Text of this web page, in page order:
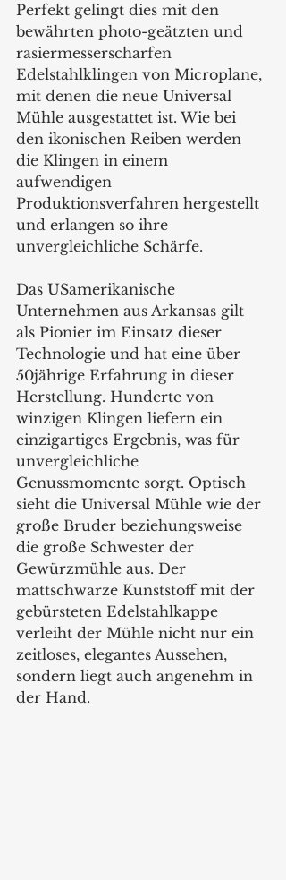
Perfekt gelingt dies mit den
bewährten photo-geätzten und
rasiermesserscharfen
Edelstahlklingen von Microplane,
mit denen die neue Universal
Mühle ausgestattet ist. Wie bei
den ikonischen Reiben werden
die Klingen in einem
aufwendigen
Produktionsverfahren hergestellt
und erlangen so ihre
unvergleichliche Schärfe.
Das USamerikanische
Unternehmen aus Arkansas gilt
als Pionier im Einsatz dieser
Technologie und hat eine über
50jährige Erfahrung in dieser
Herstellung. Hunderte von
winzigen Klingen liefern ein
einzigartiges Ergebnis, was für
unvergleichliche
Genussmomente sorgt. Optisch
sieht die Universal Mühle wie der
große Bruder beziehungsweise
die große Schwester der
Gewürzmühle aus. Der
mattschwarze Kunststoff mit der
gebürsteten Edelstahlkappe
verleiht der Mühle nicht nur ein
zeitloses, elegantes Aussehen,
sondern liegt auch angenehm in
der Hand.